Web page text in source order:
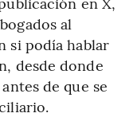
al
si podía hablar
desde donde
de que se